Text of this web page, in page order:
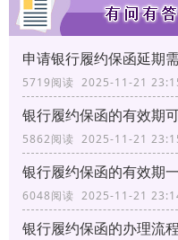
申请银行履约保函延期
5719阅读 2025-11-21
银行履约保函的有效期
5862阅读 2025-11-21
银行履约保函的有效期
6048阅读 2025-11-21
银行履约保函的办理流